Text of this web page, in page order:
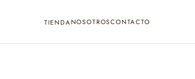
TIENDANOSOTROSCONTACTO